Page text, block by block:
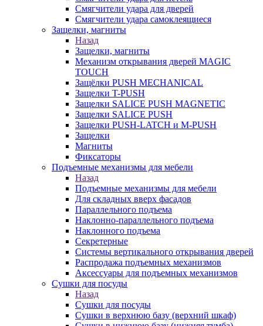
Смягчители удара для дверей
Cмягчители удара самоклеящиеся
Защелки, магниты
Назад
Защелки, магниты
Механизм открывания дверей MAGIC
TOUCH
Защёлки PUSH MECHANICAL
Защелки T-PUSH
Защелки SALICE PUSH MAGNETIC
Защелки SALICE PUSH
Защелки PUSH-LATCH и M-PUSH
Защелки
Магниты
Фиксаторы
Подъемные механизмы для мебели
Назад
Подъемные механизмы для мебели
Для складных вверх фасадов
Параллельного подъема
Наклонно-параллельного подъема
Наклонного подъема
Секретерные
Системы вертикального открывания дверей
Распродажа подъемных механизмов
Аксессуары для подъемных механизмов
Сушки для посуды
Назад
Сушки для посуды
Сушки в верхнюю базу (верхний шкаф)